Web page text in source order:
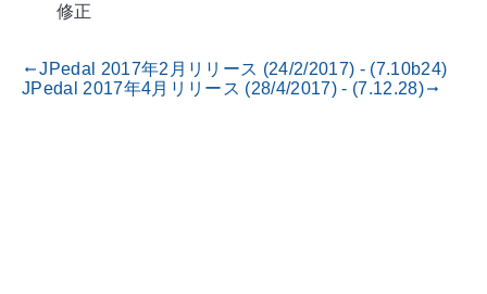
修正
gdoc_arrow_left_altJPedal 2017年2月リリース (24/2/2017) - (7.10b24)
JPedal 2017年4月リリース (28/4/2017) - (7.12.28)gdoc_arrow_right_alt